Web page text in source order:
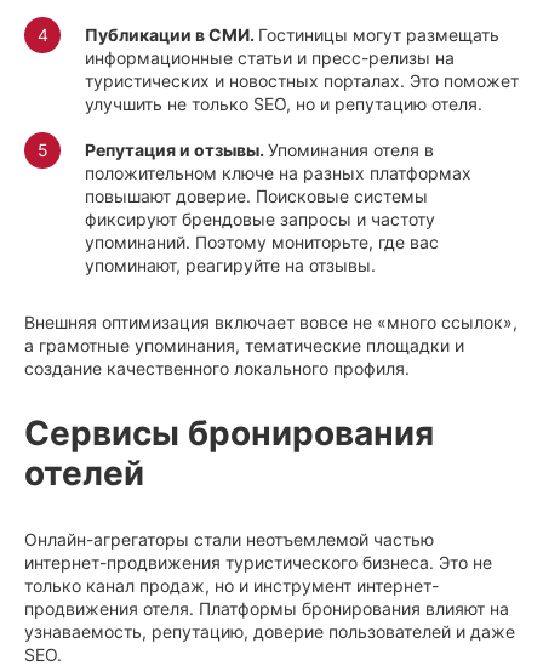
Публикации в СМИ. Гостиницы могут размещать
информационные статьи и пресс-релизы на
туристических и новостных порталах. Это поможет
улучшить не только SEO, но и репутацию отеля.
Репутация и отзывы. Упоминания отеля в
положительном ключе на разных платформах
повышают доверие. Поисковые системы
фиксируют брендовые запросы и частоту
упоминаний. Поэтому мониторьте, где вас
упоминают, реагируйте на отзывы.
Внешняя оптимизация включает вовсе не «много ссылок»,
а грамотные упоминания, тематические площадки и
создание качественного локального профиля.
Сервисы бронирования
отелей
Онлайн-агрегаторы стали неотъемлемой частью
интернет-продвижения туристического бизнеса. Это не
только канал продаж, но и инструмент интернет-
продвижения отеля. Платформы бронирования влияют на
узнаваемость, репутацию, доверие пользователей и даже
SEO.